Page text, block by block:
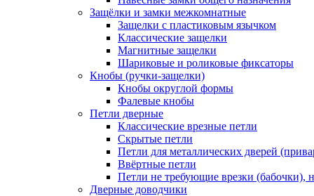
Защёлки и замки межкомнатные
Защелки с пластиковым язычком
Классические защелки
Магнитные защелки
Шариковые и роликовые фиксаторы
Кнобы (ручки-защелки)
Кнобы округлой формы
Фалевые кнобы
Петли дверные
Классические врезные петли
Скрытые петли
Петли для металлических дверей
Ввёртные петли
Петли не требующие врезки (бабочки),
Дверные доводчики